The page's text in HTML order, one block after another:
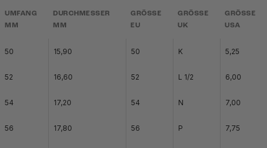
UMFANG
MM
DURCHMESSER
MM
GRÖSSE
EU
GRÖSSE
UK
GRÖSSE
USA
50 15,90 50 K 5,25
52 16,60 52 L 1/2 6,00
54 17,20 54 N 7,00
56 17,80 56 P 7,75